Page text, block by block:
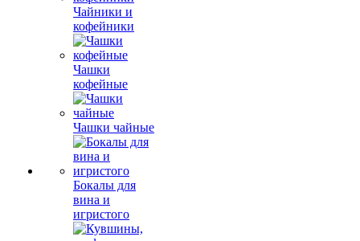
Чайники и
кофейники
Чашки
кофейные
Чашки чайные
Бокалы для
вина и
игристого